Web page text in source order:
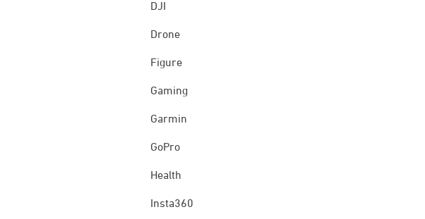
DJI
Drone
Figure
Gaming
Garmin
GoPro
Health
Insta360